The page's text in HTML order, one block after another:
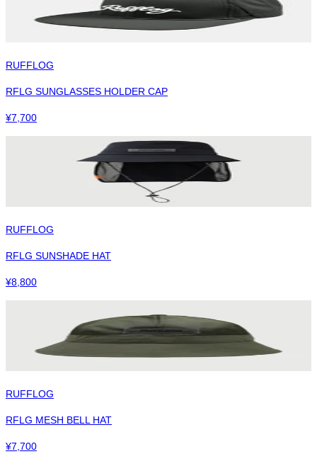
RUFFLOG
RFLG SUNGLASSES HOLDER CAP
¥7,700
RUFFLOG
RFLG SUNSHADE HAT
¥8,800
RUFFLOG
RFLG MESH BELL HAT
¥7,700